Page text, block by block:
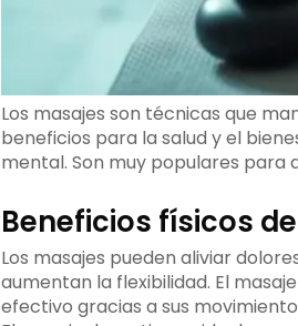
Los masajes son técnicas que
beneficios para la salud y el
mental. Son muy populares para
Beneficios físicos
Los masajes pueden aliviar
aumentan la flexibilidad. El
efectivo gracias a sus